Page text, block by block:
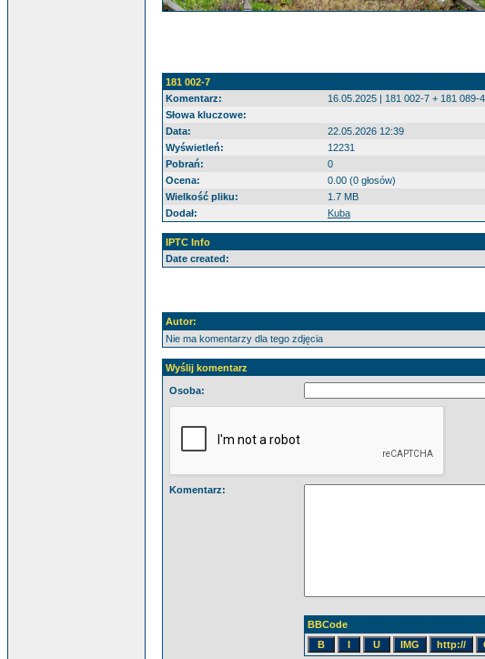
181 002-7
Komentarz:
16.05.2025 | 181 002-7 + 181 089-
Słowa kluczowe:
Data:
22.05.2026 12:39
Wyświetleń:
12231
Pobrań:
0
Ocena:
0.00 (0 głosów)
Wielkość pliku:
1.7 MB
Dodał:
Kuba
IPTC Info
Date created:
Autor:
Nie ma komentarzy dla tego zdjęcia
Wyślij komentarz
Osoba:
Komentarz:
BBCode